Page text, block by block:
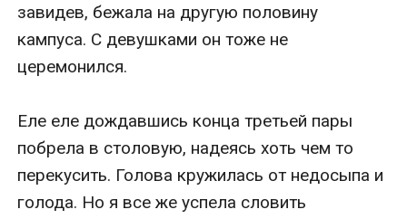
завидев, бежала на другую половину
кампуса. С девушками он тоже не
церемонился.
Еле еле дождавшись конца третьей пары
побрела в столовую, надеясь хоть чем то
перекусить. Голова кружилась от недосыпа и
голода. Но я все же успела словить